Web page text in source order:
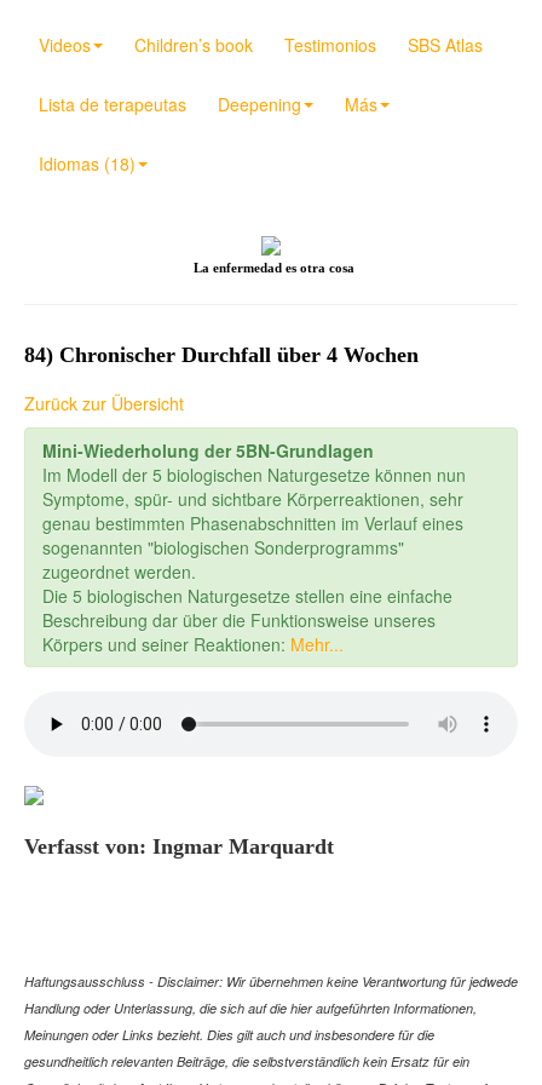
Videos Children’s book Testimonios SBS Atlas
Lista de terapeutas Deepening Más
Idiomas (18)
La enfermedad es otra cosa
84) Chronischer Durchfall über 4 Wochen
Zurück zur Übersicht
Mini-Wiederholung der 5BN-Grundlagen
Im Modell der 5 biologischen Naturgesetze können nun
Symptome, spür- und sichtbare Körperreaktionen, sehr
genau bestimmten Phasenabschnitten im Verlauf eines
sogenannten "biologischen Sonderprogramms"
zugeordnet werden.
Die 5 biologischen Naturgesetze stellen eine einfache
Beschreibung dar über die Funktionsweise unseres
Körpers und seiner Reaktionen: Mehr...
Verfasst von: Ingmar Marquardt
Haftungsausschluss - Disclaimer: Wir übernehmen keine Verantwortung für jedwede
Handlung oder Unterlassung, die sich auf die hier aufgeführten Informationen,
Meinungen oder Links bezieht. Dies gilt auch und insbesondere für die
gesundheitlich relevanten Beiträge, die selbstverständlich kein Ersatz für ein